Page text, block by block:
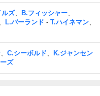
ルズ、 B.フィッシャー、
L.バーランド - T.ハイネマン、
、 C.シーボルド、
K.ジャンセン
ズ